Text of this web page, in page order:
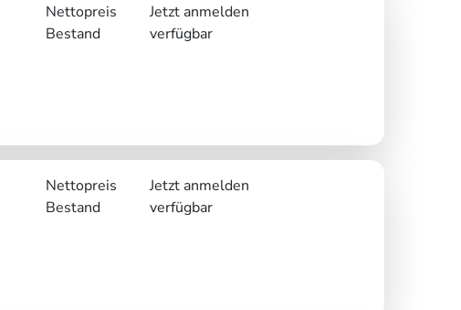
Nettopreis
Jetzt anmelden
Bestand
verfügbar
Nettopreis
Jetzt anmelden
Bestand
verfügbar